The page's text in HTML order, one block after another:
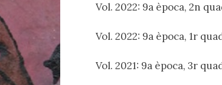
Vol. 2022: 9a època, 2n
Vol. 2022: 9a època, 1r
Vol. 2021: 9a època, 3r